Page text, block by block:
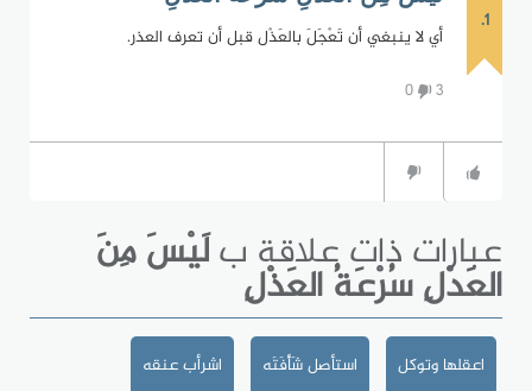
1.
أي لا ينبغي أن تَعْجَلَ بالعَذْل قبل أن تعرف العذر.
3
0
عبارات ذات علاقة بلَيْسَ مِنَ
العَدْلِ سُرْعَةُ العَذْلِ
اعقلها وتوكل استأصل شَأْفَتَه اشرأب عنقه